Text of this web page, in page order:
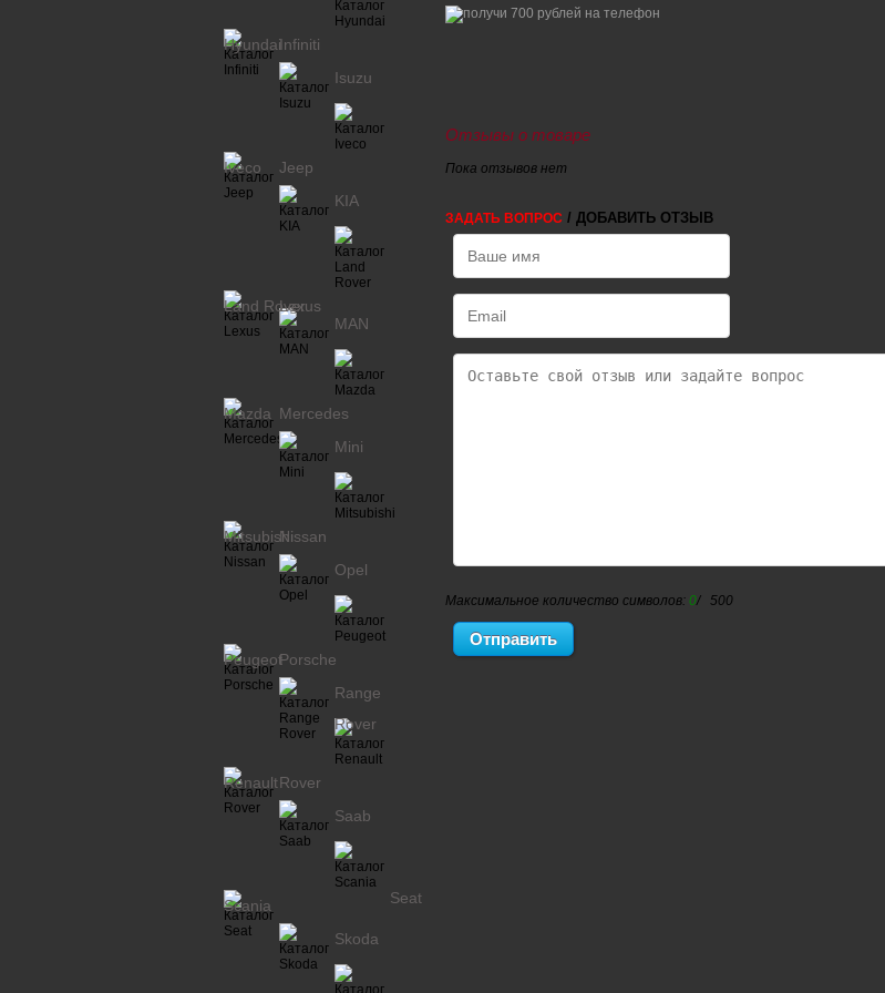
Отзывы о товаре
Пока отзывов нет
ЗАДАТЬ ВОПРОС / ДОБАВИТЬ ОТЗЫВ
Максимальное количество символов: 0/ 500
HyundaiInfiniti
Isuzu
Iveco
Jeep
KIA
Land Rover
Lexus
MAN
Mazda Mercedes
Mini
MitsubishiNissan
Opel
PeugeotPorsche
Range
Rover
RenaultRover
Saab
Scania Seat
Skoda